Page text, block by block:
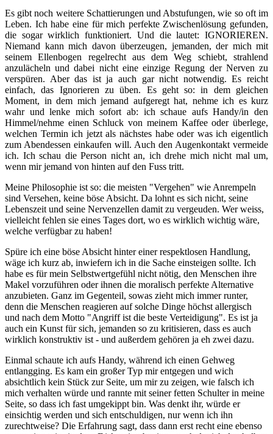
Es gibt noch weitere Schattierungen und Abstufungen, wie so oft im
Leben. Ich habe eine für mich perfekte Zwischenlösung gefunden,
die sogar wirklich funktioniert. Und die lautet: IGNORIEREN.
Niemand kann mich davon überzeugen, jemanden, der mich mit
seinem Ellenbogen regelrecht aus dem Weg schiebt, strahlend
anzulächeln und dabei nicht eine einzige Regung der Nerven zu
verspüren. Aber das ist ja auch gar nicht notwendig. Es reicht
einfach, das Ignorieren zu üben. Es geht so: in dem gleichen
Moment, in dem mich jemand aufgeregt hat, nehme ich es kurz
wahr und lenke mich sofort ab: ich schaue aufs Handy/in den
Himmel/nehme einen Schluck von meinem Kaffee oder überlege,
welchen Termin ich jetzt als nächstes habe oder was ich eigentlich
zum Abendessen einkaufen will. Auch den Augenkontakt vermeide
ich. Ich schau die Person nicht an, ich drehe mich nicht mal um,
wenn mir jemand von hinten auf den Fuss tritt.
Meine Philosophie ist so: die meisten "Vergehen" wie Anrempeln
sind Versehen, keine böse Absicht. Da lohnt es sich nicht, seine
Lebenszeit und seine Nervenzellen damit zu vergeuden. Wer weiss,
vielleicht fehlen sie eines Tages dort, wo es wirklich wichtig wäre,
welche verfügbar zu haben!
Spüre ich eine böse Absicht hinter einer respektlosen Handlung,
wäge ich kurz ab, inwiefern ich in die Sache einsteigen sollte. Ich
habe es für mein Selbstwertgefühl nicht nötig, den Menschen ihre
Makel vorzuführen oder ihnen die moralisch perfekte Alternative
anzubieten. Ganz im Gegenteil, sowas zieht mich immer runter,
denn die Menschen reagieren auf solche Dinge höchst allergisch
und nach dem Motto "Angriff ist die beste Verteidigung". Es ist ja
auch ein Kunst für sich, jemanden so zu kritisieren, dass es auch
wirklich konstruktiv ist - und außerdem gehören ja eh zwei dazu.
Einmal schaute ich aufs Handy, während ich einen Gehweg
entlangging. Es kam ein großer Typ mir entgegen und wich
absichtlich kein Stück zur Seite, um mir zu zeigen, wie falsch ich
mich verhalten würde und rannte mit seiner fetten Schulter in meine
Seite, so dass ich fast umgekippt bin. Was denkt ihr, würde er
einsichtig werden und sich entschuldigen, nur wenn ich ihn
zurechtweise? Die Erfahrung sagt, dass dann erst recht eine ebenso